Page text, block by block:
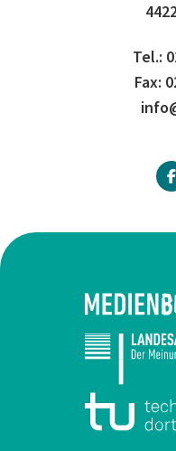
Tel.:
Fax: